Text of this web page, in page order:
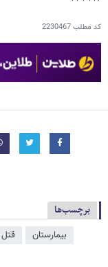
کد مطلب2230467
برچسب‌ها
بیمارستان قتل